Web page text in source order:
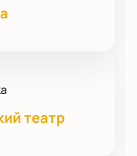
театр